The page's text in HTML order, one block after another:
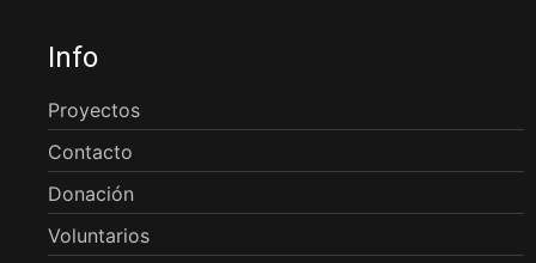
Info
Proyectos
Contacto
Donación
Voluntarios